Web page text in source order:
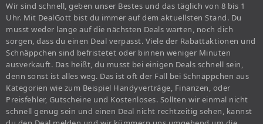
Wir sind schnell, geben unser Bestes und das täglich von 8 bis 1
Uhr. Mit DealGott bist du immer auf dem aktuellsten Stand. Du
musst weder lange auf die nächsten Deals warten, noch dich
sorgen, dass du einen Deal verpasst. Viele der Rabattaktionen und
Schnäppchen sind befristetet oder binnen weniger Minuten
ausverkauft. Das heißt, du musst bei einigen Deals schnell sein,
denn sonst ist alles weg. Das ist oft der Fall bei Schnäppchen aus
Kategorien wie zum Beispiel Handyverträge, Finanzen, oder
Preisfehler, Gutscheine und Kostenloses. Sollten wir einmal nicht
schnell genug sein und einen Deal nicht rechtzeitig sehen, kannst